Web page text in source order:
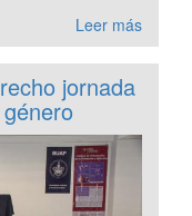
Leer más
jornada